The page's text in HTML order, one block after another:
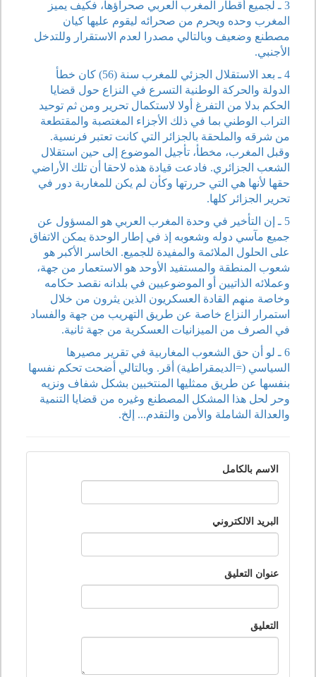
3 ـ لجميع أقطار المغرب العربي صحراؤها، فكيف يميز
المغرب وحده ويحرم من صحرائه ليقوم عليها كيان
مصطنع وضعيف وبالتالي مصدرا لعدم الاستقرار وللتدخل
الأجنبي.
4 ـ بعد الاستقلال الجزئي للمغرب سنة (56) كان خطأ
الدولة والحركة الوطنية التسرع في النزاع حول قضايا
الحكم بدلا من التفرغ أولا لاستكمال تحرير ومن ثم توحيد
التراب الوطني بما في ذلك الأجزاء المغتصبة والمقتطعة
من شرقه والملحقة بالجزائر التي كانت تعتبر فرنسية.
وقبل المغرب، مخطأ، تأجيل الموضوع إلى حين استقلال
الشعب الجزائري. فادعت قيادة هذه لاحقا أن تلك الأراضي
حقها لأنها هي التي حررتها وكأن لم يكن للمغاربة دور في
تحرير الجزائر كلها.
5 ـ إن التأخير في وحدة المغرب العربي هو المسؤول عن
جميع مآسي دوله وشعوبه إذ في إطار الوحدة يمكن الاتفاق
على الحلول الملائمة والمفيدة للجميع. الخاسر الأكبر هو
شعوب المنطقة والمستفيد الأوحد هو الاستعمار من جهة،
وعملائه الذاتيين أو الموضوعيين في بلدانه نقصد حكامه
وخاصة منهم القادة العسكريون الذين يثرون من خلال
استمرار النزاع خاصة عن طريق التهريب من جهة والفساد
في الصرف من الميزانيات العسكرية من جهة ثانية.
6 ـ لو أن حق الشعوب المغاربية في تقرير مصيرها
السياسي (=الديمقراطية) أقر. وبالتالي أضحت تحكم نفسها
بنفسها عن طريق ممثليها المنتخبين بشكل شفاف ونزيه
وحر لحل هذا المشكل المصطنع وغيره من قضايا التنمية
والعدالة الشاملة والأمن والتقدم... إلخ.
الاسم بالكامل
البريد الالكتروني
عنوان التعليق
التعليق